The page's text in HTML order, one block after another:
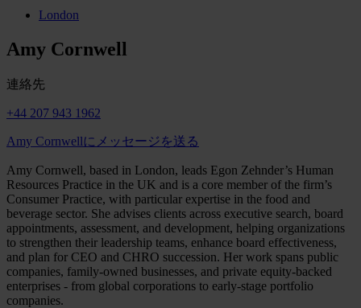
London
Amy Cornwell
連絡先
+44 207 943 1962
Amy Cornwellにメッセージを送る
Amy Cornwell, based in London, leads Egon Zehnder’s Human
Resources Practice in the UK and is a core member of the firm’s
Consumer Practice, with particular expertise in the food and
beverage sector. She advises clients across executive search, board
appointments, assessment, and development, helping organizations
to strengthen their leadership teams, enhance board effectiveness,
and plan for CEO and CHRO succession. Her work spans public
companies, family-owned businesses, and private equity-backed
enterprises - from global corporations to early-stage portfolio
companies.